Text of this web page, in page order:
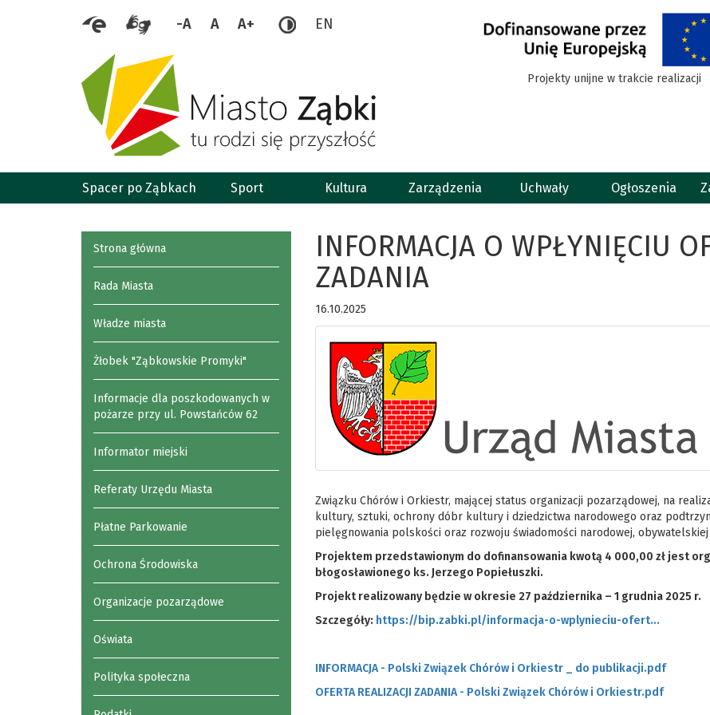
-A A A+ EN
Projekty unijne w trakcie realizacji
Spacer po Ząbkach Sport Kultura Zarządzenia Uchwały Ogłoszenia
Strona główna
Rada Miasta
Władze miasta
Żłobek "Ząbkowskie Promyki"
Informacje dla poszkodowanych w
pożarze przy ul. Powstańców 62
Informator miejski
Referaty Urzędu Miasta
Płatne Parkowanie
Ochrona Środowiska
Organizacje pozarządowe
Oświata
Polityka społeczna
INFORMACJA O WPŁYNIĘCIU
ZADANIA
16.10.2025
Związku Chórów i Orkiestr, mającej status organizacji pozarządowej, na
kultury, sztuki, ochrony dóbr kultury i dziedzictwa narodowego oraz
pielęgnowania polskości oraz rozwoju świadomości narodowej,
Projektem przedstawionym do dofinansowania kwotą 4 000,00 zł jest
błogosławionego ks. Jerzego Popiełuszki.
Projekt realizowany będzie w okresie 27 października – 1 grudnia 2025 r.
Szczegóły: https://bip.zabki.pl/informacja-o-wplynieciu-ofert...
INFORMACJA - Polski Związek Chórów i Orkiestr _ do publikacji.pdf
OFERTA REALIZACJI ZADANIA - Polski Związek Chórów i Orkiestr.pdf